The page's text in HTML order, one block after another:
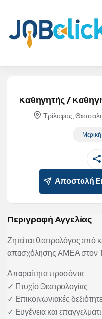
Καθηγητής /
Τρίλοφος,
Αποστολή
Περιγραφή Αγγελίας
Ζητείται θεατρολόγος από
απασχόλησης ΑΜΕΑ στον
Απαραίτητα προσόντα:
✓ Πτυχίο Θεατρολογίας
✓ Επικοινωνιακές
✓ Ευγένεια και